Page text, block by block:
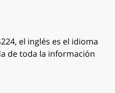
el inglés es el idioma
de toda la información